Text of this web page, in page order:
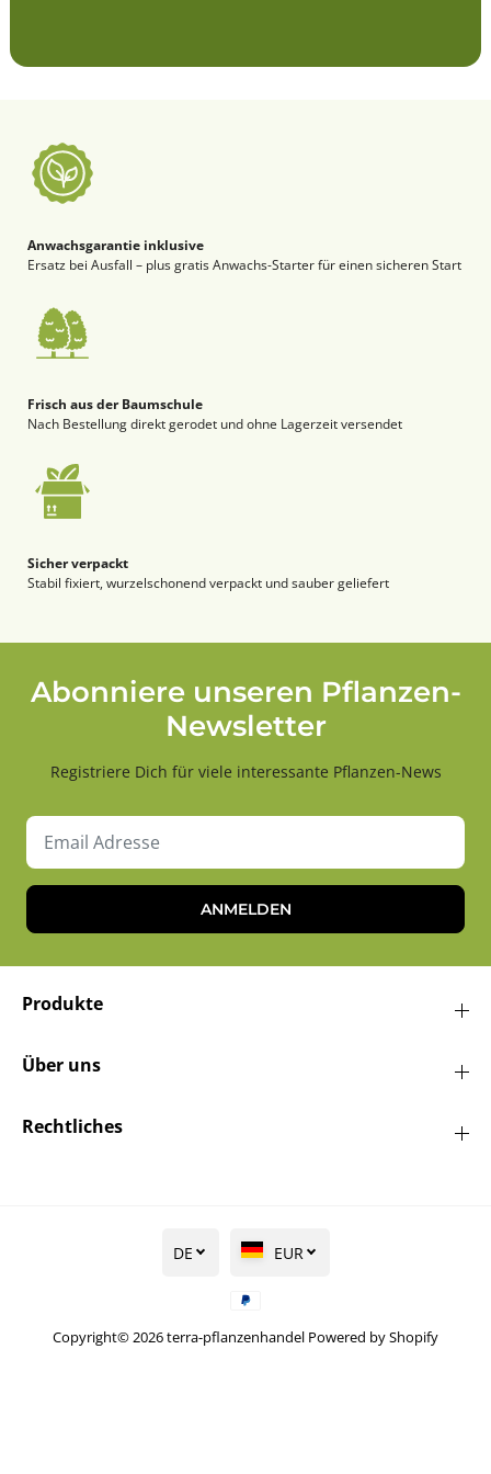
Anwachsgarantie inklusive
Ersatz bei Ausfall – plus gratis Anwachs-Starter für einen sicheren Start
Frisch aus der Baumschule
Nach Bestellung direkt gerodet und ohne Lagerzeit versendet
Sicher verpackt
Stabil fixiert, wurzelschonend verpackt und sauber geliefert
Abonniere unseren Pflanzen-
Newsletter
Registriere Dich für viele interessante Pflanzen-News
ANMELDEN
Produkte
Über uns
Rechtliches
Copyright© 2026terra-pflanzenhandel Powered by Shopify
DE EUR